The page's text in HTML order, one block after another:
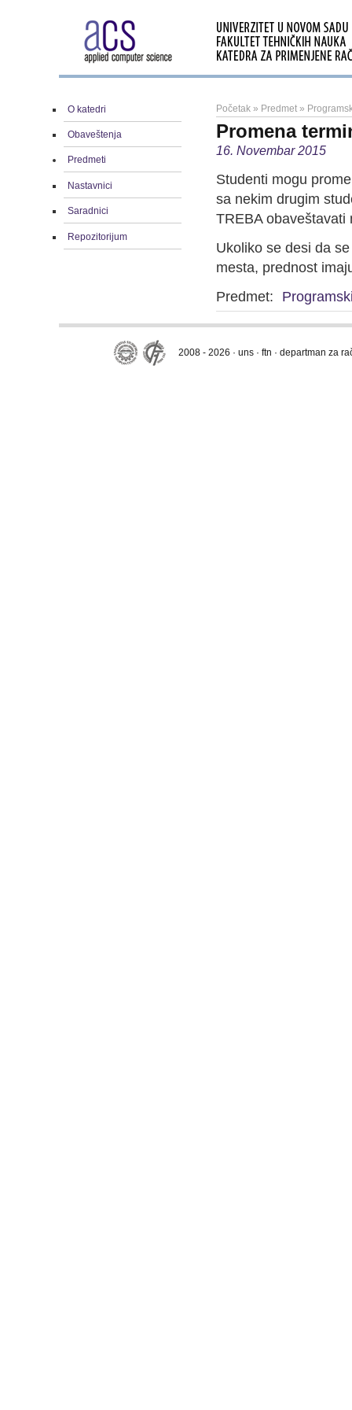
O katedri
Obaveštenja
Predmeti
Nastavnici
Saradnici
Repozitorijum
Početak » Predmet »
Promena
16. Novembar 2015
Studenti mogu
sa nekim drugim
TREBA obaveštavati
Ukoliko se desi da
mesta, prednost
Predmet:
2008 - 2026 · uns · ftn · departman za